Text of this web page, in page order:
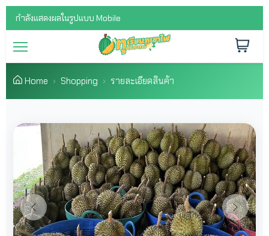
กำลังแสดงผลในรูปแบบ Mobile
Home Shopping รายละเอียดสินค้า
Previous Next